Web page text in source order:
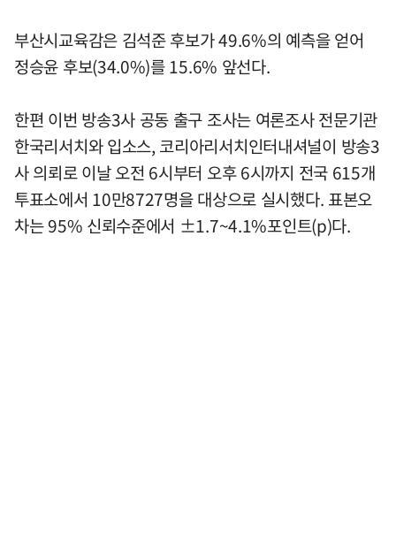
부산시교육감은 김석준 후보가 49.6%의 예측을 얻어
정승윤 후보(34.0%)를 15.6% 앞선다.
한편 이번 방송3사 공동 출구 조사는 여론조사 전문기관
한국리서치와 입소스, 코리아리서치인터내셔널이 방송3
사 의뢰로 이날 오전 6시부터 오후 6시까지 전국 615개
투표소에서 10만8727명을 대상으로 실시했다. 표본오
차는 95% 신뢰수준에서 ±1.7~4.1%포인트(p)다.